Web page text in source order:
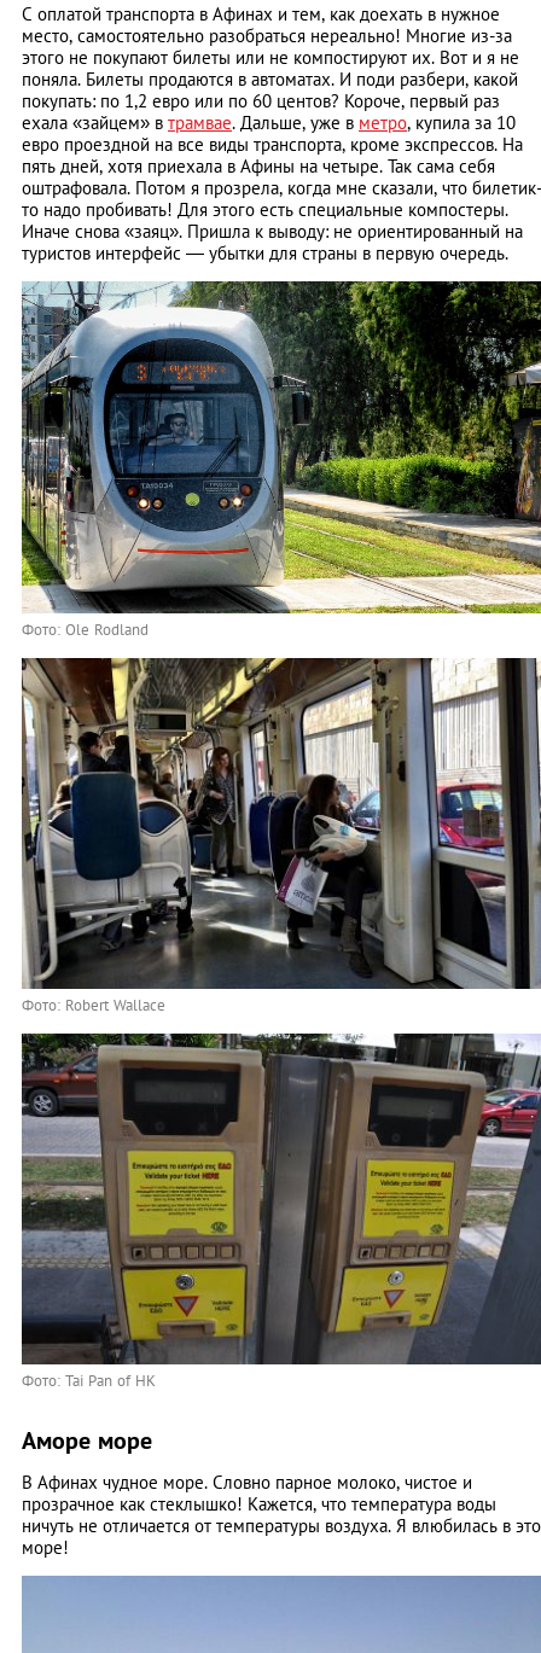
С оплатой транспорта в Афинах и тем, как доехать в нужное
место, самостоятельно разобраться нереально! Многие из-за
этого не покупают билеты или не компостируют их. Вот и я не
поняла. Билеты продаются в автоматах. И поди разбери, какой
покупать: по 1,2 евро или по 60 центов? Короче, первый раз
ехала «зайцем» в трамвае. Дальше, уже в метро, купила за 10
евро проездной на все виды транспорта, кроме экспрессов. На
пять дней, хотя приехала в Афины на четыре. Так сама себя
оштрафовала. Потом я прозрела, когда мне сказали, что билетик-
то надо пробивать! Для этого есть специальные компостеры.
Иначе снова «заяц». Пришла к выводу: не ориентированный на
туристов интерфейс — убытки для страны в первую очередь.
Фото: Ole Rodland
Фото: Robert Wallace
Фото: Tai Pan of HK
Аморе море
В Афинах чудное море. Словно парное молоко, чистое и
прозрачное как стеклышко! Кажется, что температура воды
ничуть не отличается от температуры воздуха. Я влюбилась в это
море!